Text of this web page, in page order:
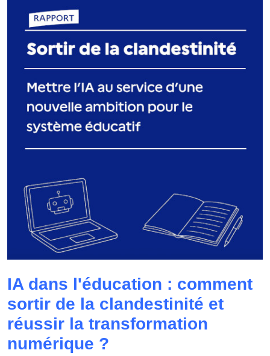
IA dans l'éducation : comment
sortir de la clandestinité et
réussir la transformation
numérique ?